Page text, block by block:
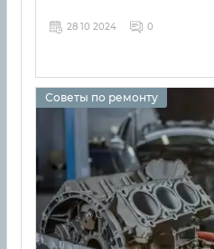
28 10 2024 0
Советы по ремонту